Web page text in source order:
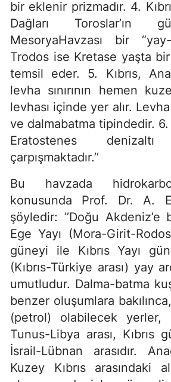
bir eklenir prizmadır. 4.
Dağları Toroslar’ın
MesoryaHavzası bir
Trodos ise Kretase yaşta
temsil eder. 5. Kıbrıs,
levha sınırının hemen
levhası içinde yer alır. Levha
ve dalmabatma tipindedir. 6.
Eratostenes
çarpışmaktadır.’’
Bu havzada
konusunda Prof. Dr. A.
şöyledir: ’’Doğu Akdeniz’e
Ege Yayı (Mora-Girit-
güneyi ile Kıbrıs Yayı
(Kıbrıs-Türkiye arası) yay
umutludur. Dalma-batma
benzer oluşumlara
(petrol) olabilecek yerler,
Tunus-Libya arası, Kıbrıs
İsrail-Lübnan arasıdır.
Kuzey Kıbrıs arasındaki